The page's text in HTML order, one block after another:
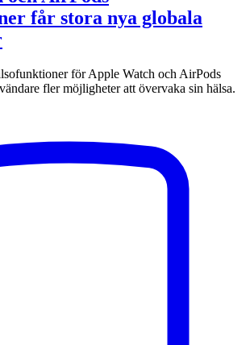
får stora nya globala
för Apple Watch och AirPods
fler möjligheter att övervaka sin hälsa.